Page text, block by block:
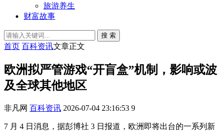
旅游养生
财富故事
搜 索
首页 百科资讯文章正文
欧洲拟严管游戏“开盲盒”机制，影响或波
及全球其他地区
非凡网 百科资讯 2026-07-04 23:16:53 9
7 月 4 日消息，据彭博社 3 日报道，欧洲即将出台的一系列新